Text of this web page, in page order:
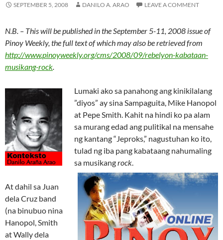
SEPTEMBER 5, 2008 DANILO A. ARAO LEAVE A COMMENT
N.B. – This will be published in the September 5-11, 2008 issue of
Pinoy Weekly, the full text of which may also be retrieved from
http://www.pinoyweekly.org/cms/2008/09/rebelyon-kabataan-
musikang-rock.
Lumaki ako sa panahong ang kinikilalang
”diyos” ay sina Sampaguita, Mike Hanopol
at Pepe Smith. Kahit na hindi ko pa alam
sa murang edad ang pulitikal na mensahe
ng kantang “Jeproks,” nagustuhan ko ito,
tulad ng iba pang kabataang nahumaling
sa musikangrock.
At dahil sa Juan
dela Cruz band
(na binubuo nina
Hanopol, Smith
at Wally dela